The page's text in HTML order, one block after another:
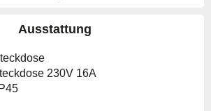
Ausstattung
230V 16A